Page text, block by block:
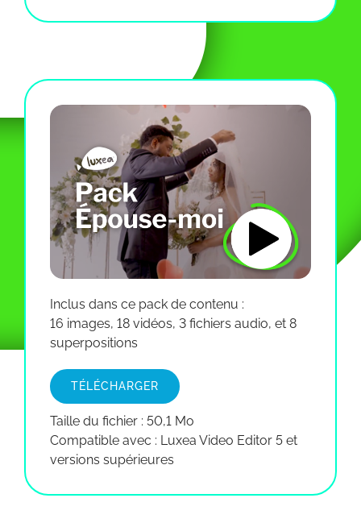
Inclus dans ce pack de contenu :
16 images, 18 vidéos, 3 fichiers audio, et 8
superpositions
TÉLÉCHARGER
Taille du fichier : 50,1 Mo
Compatible avec : Luxea Video Editor 5 et
versions supérieures